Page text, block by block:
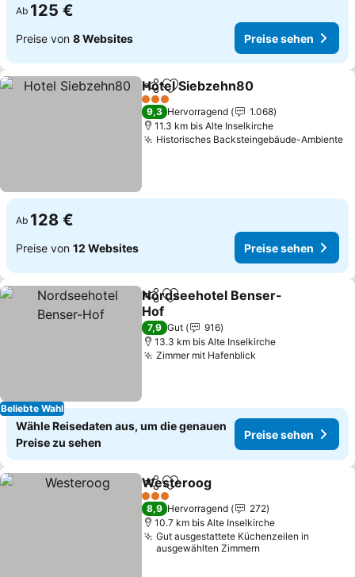
Ab 125 €
Preise von 8 Websites Preise sehen
TeilenZu Favoriten hinzufügen
Hotel Siebzehn80
3 Sterne
9,3 Hervorragend
1.068
11.3 km bis Alte Inselkirche
Historisches Backsteingebäude-Ambiente
Ab 128 €
Preise von 12 Websites Preise sehen
Beliebte Wahl
TeilenZu Favoriten hinzufügen
Nordseehotel Benser-
Hof
Preise sehen
7,9 Gut
916
13.3 km bis Alte Inselkirche
Zimmer mit Hafenblick
Wähle Reisedaten aus, um die genauen
Preise zu sehen
Preise sehen
TeilenZu Favoriten hinzufügen
Westeroog
3 Sterne
8,9 Hervorragend
272
10.7 km bis Alte Inselkirche
Gut ausgestattete Küchenzeilen in
ausgewählten Zimmern